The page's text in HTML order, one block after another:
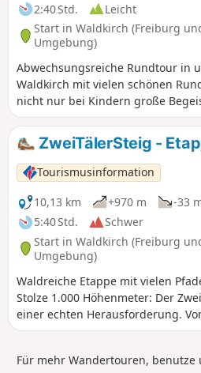
2:40 Std.
Leicht
Start in Waldkirch (Freiburg
Umgebung)
Abwechsungsreiche Rundtour in
Waldkirch mit vielen schönen
nicht nur bei Kindern große
Ritterweg und insbesondere die
allerlei Spielen.Aber auch die
Kaiserstuhl, über Waldkirch
tolles Erlebnis.
ZweiTälerSteig -
Tourismusinformation
10,13 km
+970 m
-33
5:40 Std.
Schwer
Start in Waldkirch (Freiburg
Umgebung)
Waldreiche Etappe mit vielen
Stolze 1.000 Höhenmeter: Der
einer echten Herausforderung.
Städtchen Waldkirch über den
Doch auch wenn der Aufstieg
Für mehr Wandertouren,